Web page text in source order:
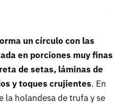
un círculo con las
en porciones muy finas
de setas, láminas de
y toques crujientes. En
la holandesa de trufa y se